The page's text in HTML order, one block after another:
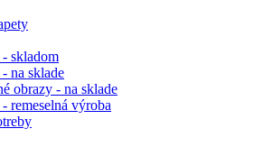
skladom
na sklade
obrazy - na sklade
remeselná výroba